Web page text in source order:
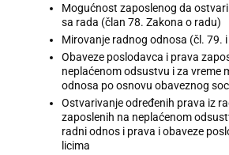
Mogućnost zaposlenog da
sa rada (član 78. Zakona o radu)
Mirovanje radnog odnosa (čl. 79.
Obaveze poslodavca i prava
neplaćenom odsustvu i za vreme
odnosa po osnovu obaveznog
Ostvarivanje određenih prava iz
zaposlenih na neplaćenom
radni odnos i prava i obaveze
licima